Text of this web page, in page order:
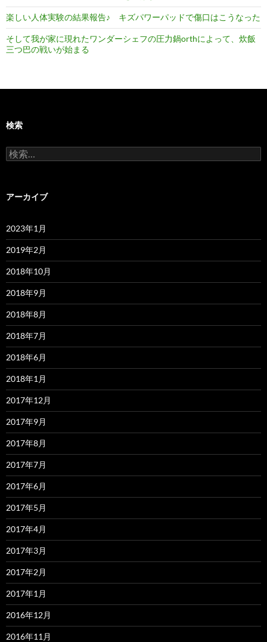
楽しい人体実験の結果報告♪ キズパワーパッドで傷口はこうなった
そして我が家に現れたワンダーシェフの圧力鍋orthによって、炊飯
三つ巴の戦いが始まる
検索
検
索:
アーカイブ
2023年1月
2019年2月
2018年10月
2018年9月
2018年8月
2018年7月
2018年6月
2018年1月
2017年12月
2017年9月
2017年8月
2017年7月
2017年6月
2017年5月
2017年4月
2017年3月
2017年2月
2017年1月
2016年12月
2016年11月